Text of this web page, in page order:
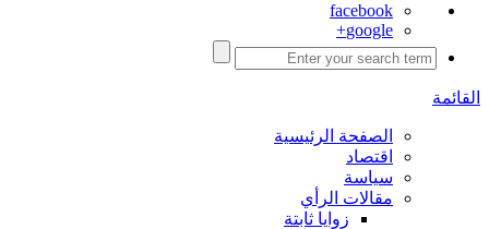
facebook
google+
القائمة
الصفحة الرئيسية
اقتصاد
سياسة
مقالات الرأي
زوايا ثابتة